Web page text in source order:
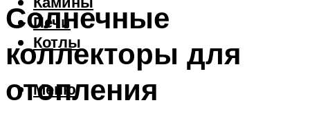
Печи
Котлы
Меню
Солнечные
коллекторы для
отопления